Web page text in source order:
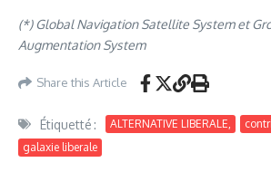
(*) Global Navigation Satellite System et
Augmentation System
Share this Article
Étiquetté : ALTERNATIVE LIBERALE,
galaxie liberale